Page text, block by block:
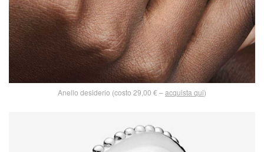
Anello desiderio (costo 29,00 € –acquista qui)